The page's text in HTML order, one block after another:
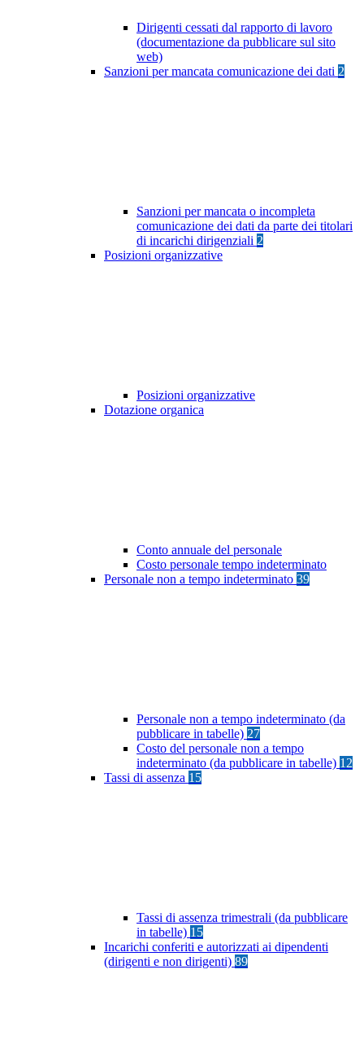
Dirigenti cessati dal rapporto di lavoro
(documentazione da pubblicare sul sito
web)
Sanzioni per mancata comunicazione dei dati 2
Sanzioni per mancata o incompleta
comunicazione dei dati da parte dei titolari
di incarichi dirigenziali 2
Posizioni organizzative
Posizioni organizzative
Dotazione organica
Conto annuale del personale
Costo personale tempo indeterminato
Personale non a tempo indeterminato 39
Personale non a tempo indeterminato (da
pubblicare in tabelle) 27
Costo del personale non a tempo
indeterminato (da pubblicare in tabelle) 12
Tassi di assenza 15
Tassi di assenza trimestrali (da pubblicare
in tabelle) 15
Incarichi conferiti e autorizzati ai dipendenti
(dirigenti e non dirigenti) 89